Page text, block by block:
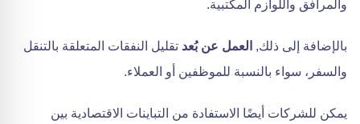
والمرافق واللوازم المكتبية.
بالإضافة إلى ذلك, العمل عن بُعد تقليل النفقات المتعلقة بالتنقل
والسفر، سواء بالنسبة للموظفين أو العملاء.
يمكن للشركات أيضًا الاستفادة من التباينات الاقتصادية بين